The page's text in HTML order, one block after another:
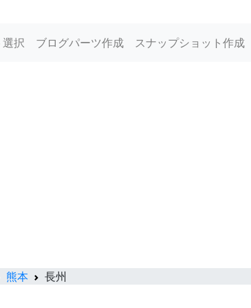
択 ブログパーツ作成 スナップショット作成
熊本 長州